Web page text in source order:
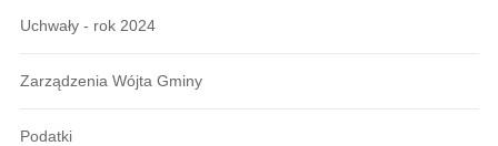
Uchwały - rok 2024
Zarządzenia Wójta Gminy
Podatki